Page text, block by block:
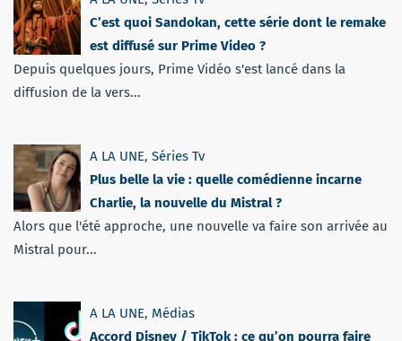
C’est quoi Sandokan, cette série dont le remake
est diffusé sur Prime Video ?
Depuis quelques jours, Prime Vidéo s'est lancé dans la
diffusion de la vers...
A LA UNE, Séries Tv
Plus belle la vie : quelle comédienne incarne
Charlie, la nouvelle du Mistral ?
Alors que l'été approche, une nouvelle va faire son arrivée au
Mistral pour...
A LA UNE, Médias
Accord Disney / TikTok : ce qu’on pourra faire